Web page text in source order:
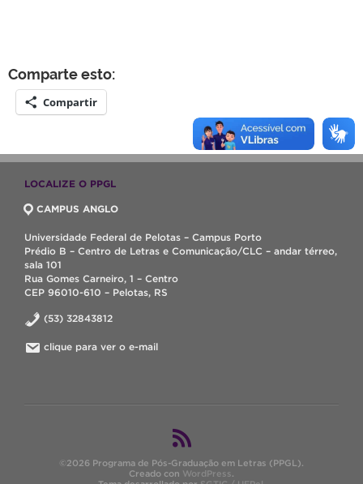
TELEFONES
Comparte esto:
Compartir
LOCALIZE O PPGL
CAMPUS ANGLO
Universidade Federal de Pelotas – Campus Porto
Prédio B – Centro de Letras e Comunicação/CLC – andar térreo,
sala 101
Rua Gomes Carneiro, 1 – Centro
CEP 96010-610 – Pelotas, RS
(53) 32843812
clique para ver o e-mail
©2026 Programa de Pós-Graduação em Letras (PPGL).
Creado con WordPress.